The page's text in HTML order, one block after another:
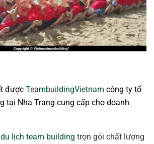
được TeambuildingVietnam công ty tổ
tại Nha Trang cung cấp cho doanh
lịch team building trọn gói chất lượng